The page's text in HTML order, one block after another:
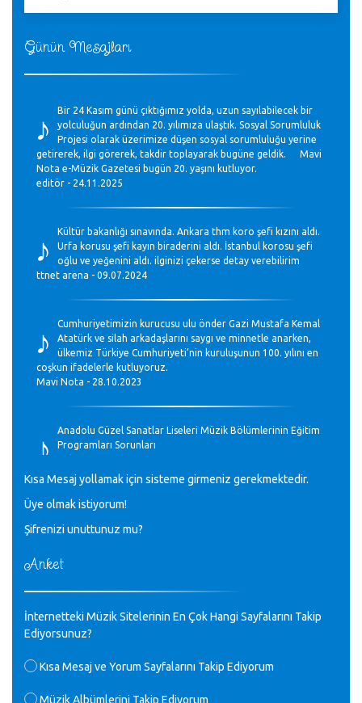
Günün Mesajları
♪
Bir 24 Kasım günü çıktığımız yolda, uzun sayılabilecek bir
yolculuğun ardından 20. yılımıza ulaştık. Sosyal Sorumluluk
Projesi olarak üzerimize düşen sosyal sorumluluğu yerine
getirerek, ilgi görerek, takdir toplayarak bugüne geldik. Mavi
Nota e-Müzik Gazetesi bugün 20. yaşını kutluyor.
editör - 24.11.2025
♪
Kültür bakanlığı sınavında. Ankara thm koro şefi kızını aldı.
Urfa korusu şefi kayın biraderini aldı. İstanbul korosu şefi
oğlu ve yeğenini aldı. ilginizi çekerse detay verebilirim
ttnet arena - 09.07.2024
♪
Cumhuriyetimizin kurucusu ulu önder Gazi Mustafa Kemal
Atatürk ve silah arkadaşlarını saygı ve minnetle anarken,
ülkemiz Türkiye Cumhuriyeti’nin kuruluşunun 100. yılını en
coşkun ifadelerle kutluyoruz.
Mavi Nota - 28.10.2023
♪
Anadolu Güzel Sanatlar Liseleri Müzik Bölümlerinin Eğitim
Programları Sorunları
♪
GEÇMİŞ OLSUN TÜRKİYE!
Mavi Nota - 07.02.2023
♪
30 yıl sonra karşılaşmak çok güzel Kurtuluş, teveccüh
M.Semih Baylan - 08.01.2023
♪
Değerli Müfit hocama en içten sevgi saygılarımı iletin
yaptım.1994 yılında derginin bu daldaki ödülüne layık
Kısa Mesaj yollamak için sisteme girmeniz gerekmektedir.
Üye olmak istiyorum!
Şifrenizi unuttunuz mu?
Anket
İnternetteki Müzik Sitelerinin En Çok Hangi Sayfalarını Takip
Ediyorsunuz?
Kısa Mesaj ve Yorum Sayfalarını Takip Ediyorum
Müzik Albümlerini Takip Ediyorum